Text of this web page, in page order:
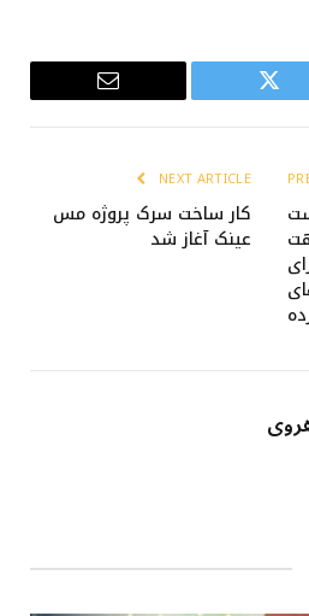
Twitter
Email
NEXT ARTICLE
کار ساخت سرک پروژه مس
عینک آغاز شد